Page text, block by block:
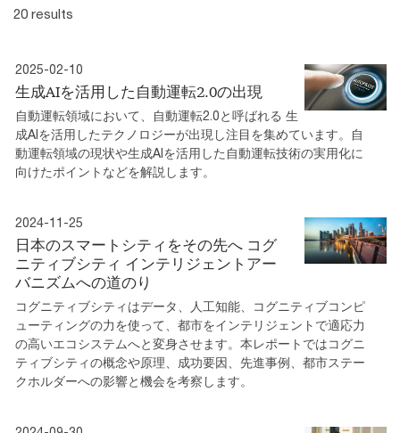
20 results
2025-02-10
生成AIを活用した自動運転2.0の出現
自動運転領域において、自動運転2.0と呼ばれる 生
成AIを活用したテクノロジーが出現し注目を集めています。自
動運転領域の現状や生成AIを活用した自動運転技術の実用化に
向けたポイントなどを解説します。
2024-11-25
日本のスマートシティをその先へ コグ
ニティブシティ インテリジェントアー
バニズムへの道のり
コグニティブシティはデータ、人工知能、コグニティブコンピ
ューティングの力を使って、都市をインテリジェントで適応力
の高いエコシステムへと変身させます。本レポートではコグニ
ティブシティの概念や原理、成功要因、先進事例、都市ステー
クホルダーへの影響と機会を考察します。